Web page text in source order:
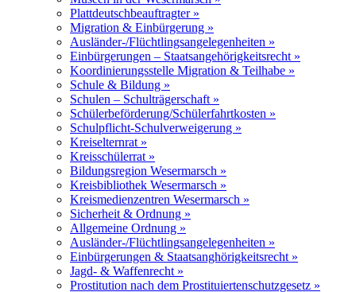
Plattdeutschbeauftragter »
Migration & Einbürgerung »
Ausländer-/Flüchtlingsangelegenheiten »
Einbürgerungen – Staatsangehörigkeitsrecht »
Koordinierungsstelle Migration & Teilhabe »
Schule & Bildung »
Schulen – Schulträgerschaft »
Schülerbeförderung/Schülerfahrtkosten »
Schulpflicht-Schulverweigerung »
Kreiselternrat »
Kreisschülerrat »
Bildungsregion Wesermarsch »
Kreisbibliothek Wesermarsch »
Kreismedienzentren Wesermarsch »
Sicherheit & Ordnung »
Allgemeine Ordnung »
Ausländer-/Flüchtlingsangelegenheiten »
Einbürgerungen & Staatsanghörigkeitsrecht »
Jagd- & Waffenrecht »
Prostitution nach dem Prostituiertenschutzgesetz »